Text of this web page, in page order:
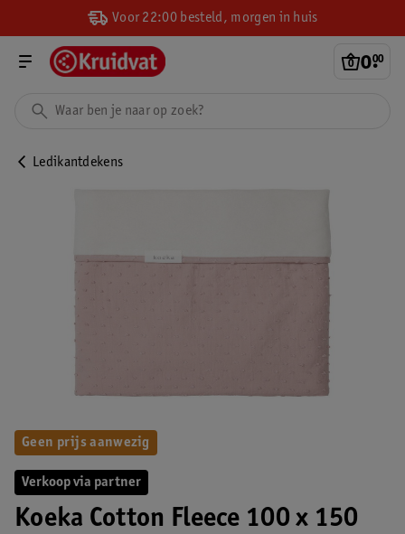
Voor 22:00 besteld, morgen in huis
0.
00
Ledikantdekens
Verkoop via partner
Koeka Cotton Fleece 100 x 150
Geen prijs aanwezig